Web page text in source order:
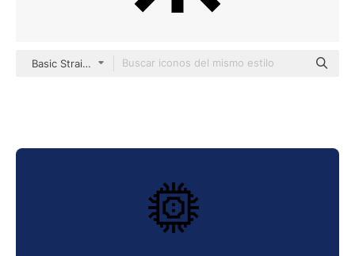
Basic Straight Lineal